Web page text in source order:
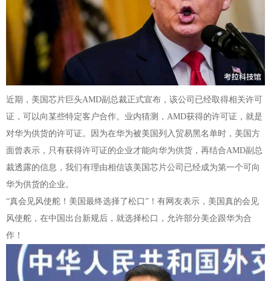
近期，美国芯片巨头AMD副总裁正式宣布，该公司已经取得相关许可
证，可以向某些特定客户合作。业内猜测，AMD获得的许可证，就是
对华为供货的许可证。因为在华为被美国列入贸易黑名单时，美国方
面曾表示，只有获得许可证的企业才能向华为供货，再结合AMD副总
裁透露的信息，我们有理由相信该美国芯片公司已经成为第一个可向
华为供货的企业。
“真会见风使舵！美国最终选择了松口”！有网友表示，美国真的会见
风使舵，在中国出台新规后，就选择松口，允许部分美企跟华为合
作！